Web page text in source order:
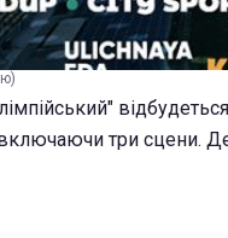
три сцени.